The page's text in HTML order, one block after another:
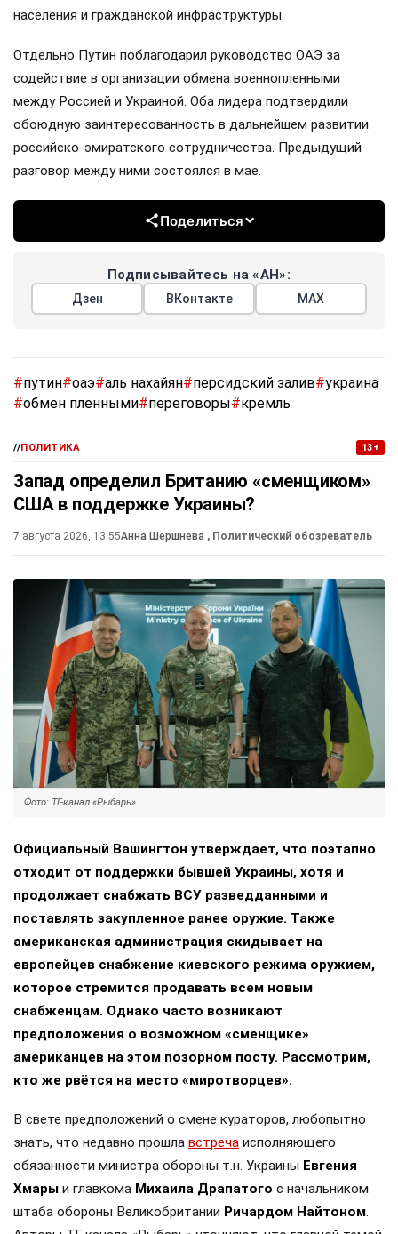
населения и гражданской инфраструктуры.
Отдельно Путин поблагодарил руководство ОАЭ за
содействие в организации обмена военнопленными
между Россией и Украиной. Оба лидера подтвердили
обоюдную заинтересованность в дальнейшем развитии
российско-эмиратского сотрудничества. Предыдущий
разговор между ними состоялся в мае.
Поделиться
Подписывайтесь на «АН»:
Дзен ВКонтакте МАХ
#путин#оаэ#аль нахайян#персидский залив#украина
#обмен пленными#переговоры#кремль
//ПОЛИТИКА 13+
Запад определил Британию «сменщиком»
США в поддержке Украины?
7 августа 2026, 13:55Анна Шершнева , Политический обозреватель
Фото: ТГ-канал «Рыбарь»
Официальный Вашингтон утверждает, что поэтапно
отходит от поддержки бывшей Украины, хотя и
продолжает снабжать ВСУ разведданными и
поставлять закупленное ранее оружие. Также
американская администрация скидывает на
европейцев снабжение киевского режима оружием,
которое стремится продавать всем новым
снабженцам. Однако часто возникают
предположения о возможном «сменщике»
американцев на этом позорном посту. Рассмотрим,
кто же рвётся на место «миротворцев».
В свете предположений о смене кураторов, любопытно
знать, что недавно прошла встреча исполняющего
обязанности министра обороны т.н. Украины Евгения
Хмары и главкома Михаила Драпатого с начальником
штаба обороны Великобритании Ричардом Найтоном.